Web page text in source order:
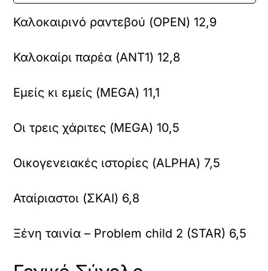
Καλοκαιρινό ραντεβού (OPEN) 12,9
Καλοκαίρι παρέα (ANT1) 12,8
Εμείς κι εμείς (MEGA) 11,1
Οι τρεις χάριτες (MEGA) 10,5
Οικογενειακές ιστορίες (ALPHA) 7,5
Αταίριαστοι (ΣΚΑΙ) 6,8
Ξένη ταινία – Problem child 2 (STAR) 6,5